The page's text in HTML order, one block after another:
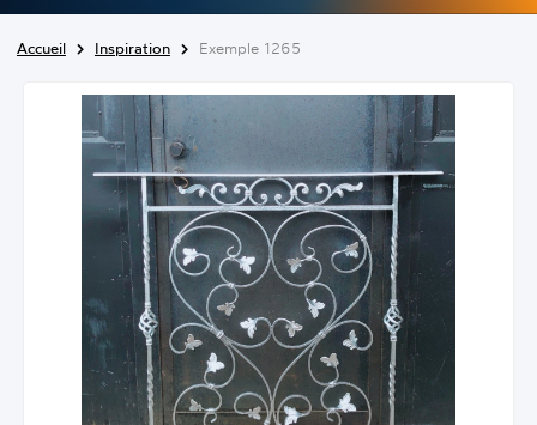
Accueil Inspiration Exemple 1265